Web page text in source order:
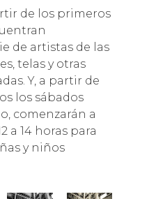
de los primeros
de artistas de las
telas y otras
Y, a partir de
los sábados
comenzarán a
a 14 horas para
y niños